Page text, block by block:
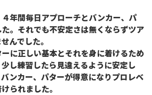
年間毎日アプローチとバンカー、パ
。それでも不安定さは無くならずツア
んでした。
に正しい基本とそれを身に着けるため
し練習したら見違えるように安定し
ンカー、パターが得意になりプロレベ
られました。